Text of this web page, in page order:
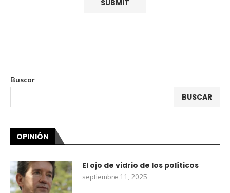
Buscar
BUSCAR
OPINIÓN
El ojo de vidrio de los políticos
septiembre 11, 2025